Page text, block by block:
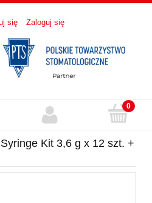
się Zaloguj się
Kit 3,6 g x 12 szt. +